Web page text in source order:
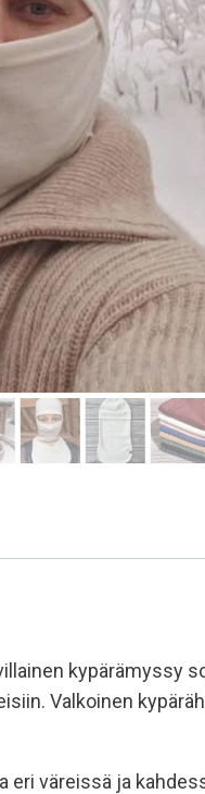
kypärämyssy
Valkoinen
eri väreissä ja